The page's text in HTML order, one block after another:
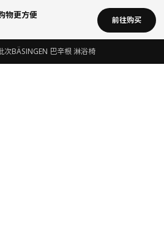
物更方便 前往购买
次BÄSINGEN 巴辛根 淋浴椅